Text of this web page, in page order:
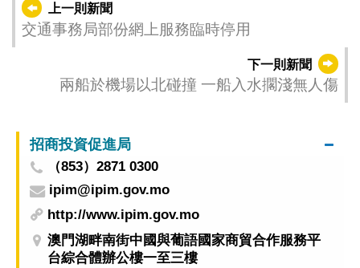
上一則新聞
交通事務局部份網上服務臨時停用
下一則新聞
兩船於機場以北碰撞 一船入水擱淺無人傷
招商投資促進局
（853）2871 0300
ipim@ipim.gov.mo
http://www.ipim.gov.mo
澳門湖畔南街中國與葡語國家商貿合作服務平
台綜合體辦公樓一至三樓